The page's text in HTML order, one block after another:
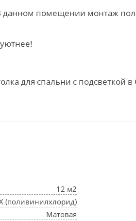
данном помещении монтаж
для спальни с подсветкой
12 м2
(поливинилхлорид)
Матовая